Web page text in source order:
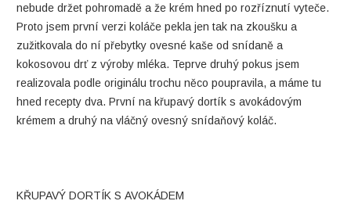
nebude držet pohromadě a že krém hned po rozříznutí vyteče.
Proto jsem první verzi koláče pekla jen tak na zkoušku a
zužitkovala do ní přebytky ovesné kaše od snídaně a
kokosovou drť z výroby mléka. Teprve druhý pokus jsem
realizovala podle originálu trochu něco poupravila, a máme tu
hned recepty dva. První na křupavý dortík s avokádovým
krémem a druhý na vláčný ovesný snídaňový koláč.
KŘUPAVÝ DORTÍK S AVOKÁDEM